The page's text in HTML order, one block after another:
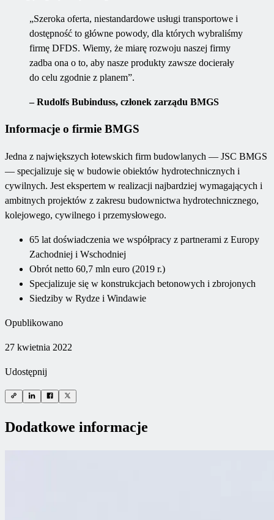
„Szeroka oferta, niestandardowe usługi transportowe i
dostępność to główne powody, dla których wybraliśmy
firmę DFDS. Wiemy, że miarę rozwoju naszej firmy
zadba ona o to, aby nasze produkty zawsze docierały
do celu zgodnie z planem”.
– Rudolfs Bubinduss, członek zarządu BMGS
Informacje o firmie BMGS
Jedna z największych łotewskich firm budowlanych — JSC BMGS
— specjalizuje się w budowie obiektów hydrotechnicznych i
cywilnych. Jest ekspertem w realizacji najbardziej wymagających i
ambitnych projektów z zakresu budownictwa hydrotechnicznego,
kolejowego, cywilnego i przemysłowego.
65 lat doświadczenia we współpracy z partnerami z Europy
Zachodniej i Wschodniej
Obrót netto 60,7 mln euro (2019 r.)
Specjalizuje się w konstrukcjach betonowych i zbrojonych
Siedziby w Rydze i Windawie
Opublikowano
27 kwietnia 2022
Udostępnij
Dodatkowe informacje